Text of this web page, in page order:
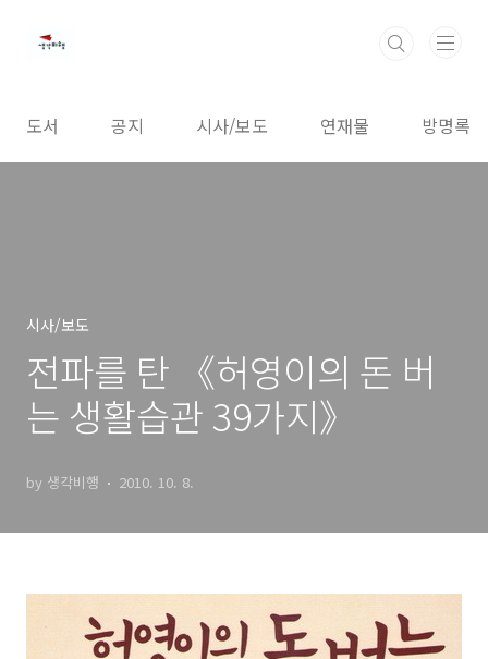
도서 공지 시사/보도 연재물 방명록
시사/보도
전파를 탄 《허영이의 돈 버
는 생활습관 39가지》
by 생각비행 2010. 10. 8.